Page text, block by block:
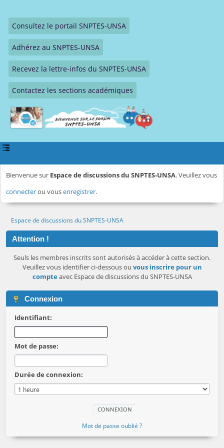
Consultez le portail SNPTES-UNSA
Adhérez au SNPTES-UNSA
Recevez la lettre-infos du SNPTES-UNSA
Contactez les sections académiques
Bienvenue sur Espace de discussions du SNPTES-UNSA. Veuillez vous
connecterou vousenregistrer.
Espace de discussions du SNPTES-UNSA
Attention !
Seuls les membres inscrits sont autorisés à accéder à cette section.
Veuillez vous identifier ci-dessous ou vous inscrire pour un
compteavec Espace de discussions du SNPTES-UNSA
Connexion
Identifiant:
Mot de passe:
Durée de connexion:
Mot de passe oublié ?